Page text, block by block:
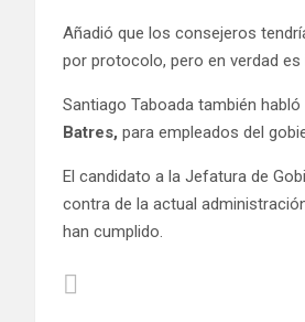
Añadió que los consejeros
por protocolo, pero en verdad
Santiago Taboada también
Batres, para empleados del
El candidato a la Jefatura de
contra de la actual
han cumplido.